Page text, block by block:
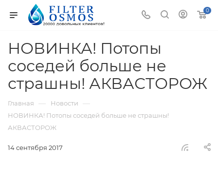
0
НОВИНКА! Потопы
соседей больше не
страшны! АКВАСТОРОЖ
Главная — Новости —
НОВИНКА! Потопы соседей больше не страшны!
АКВАСТОРОЖ
14 сентября 2017